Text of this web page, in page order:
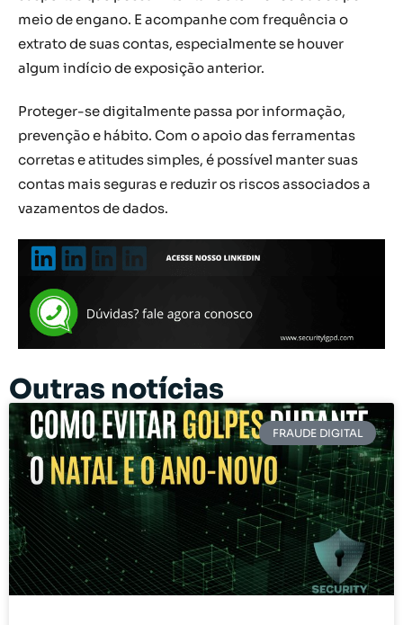
meio de engano. E acompanhe com frequência o
extrato de suas contas, especialmente se houver
algum indício de exposição anterior.
Proteger-se digitalmente passa por informação,
prevenção e hábito. Com o apoio das ferramentas
corretas e atitudes simples, é possível manter suas
contas mais seguras e reduzir os riscos associados a
vazamentos de dados.
Outras notícias
FRAUDE DIGITAL